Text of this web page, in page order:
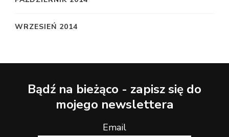
WRZESIEŃ 2014
Bądź na bieżąco - zapisz się do
mojego newslettera
Email